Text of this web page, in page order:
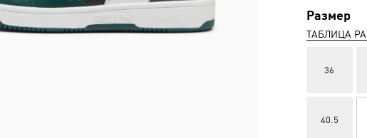
Размер
ТАБЛИЦА
36
40.5